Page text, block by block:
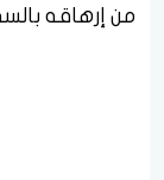
من إرهاقه